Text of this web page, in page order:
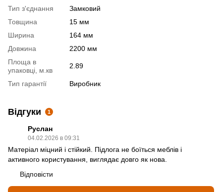
Тип з'єднання
Замковий
Товщина
15 мм
Ширина
164 мм
Довжина
2200 мм
Площа в
упаковці, м.кв
2.89
Тип гарантії Виробник
Відгуки 1
Руслан
04.02.2026 в 09:31
Матеріал міцний і стійкий. Підлога не боїться меблів і
активного користування, виглядає довго як нова.
Відповісти